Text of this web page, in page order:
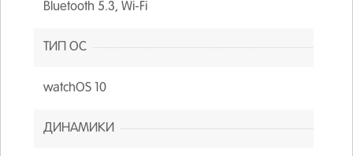
Bluetooth 5.3, Wi-Fi
ТИП ОС
watchOS 10
ДИНАМИКИ